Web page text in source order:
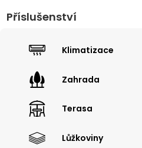
Příslušenství
Klimatizace
Zahrada
Terasa
Lůžkoviny